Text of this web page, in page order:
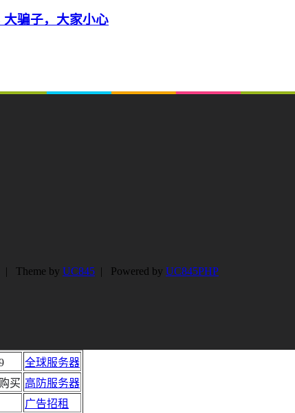
大骗子，大家小心
| Theme by UC845 | Powered by UC845PHP
全球服务器
买 高防服务器
广告招租